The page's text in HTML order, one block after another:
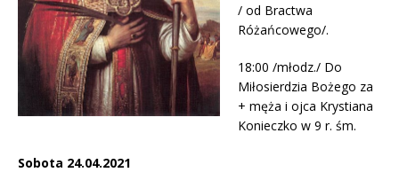
/ od Bractwa
Różańcowego/.
18:00 /młodz./ Do
Miłosierdzia Bożego za
+ męża i ojca Krystiana
Konieczko w 9 r. śm.
Sobota 24.04.2021